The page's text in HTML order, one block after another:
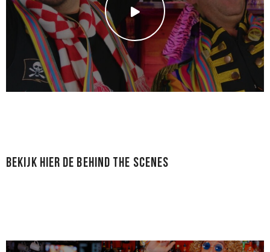
Bekijk hier de Behind The Scenes